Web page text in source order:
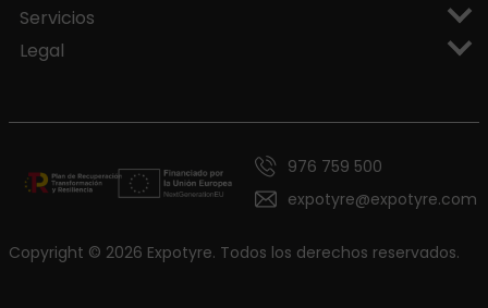
Servicios
Legal
976 759 500
expotyre@expotyre.com
Copyright © 2026 Expotyre. Todos los derechos reservados.